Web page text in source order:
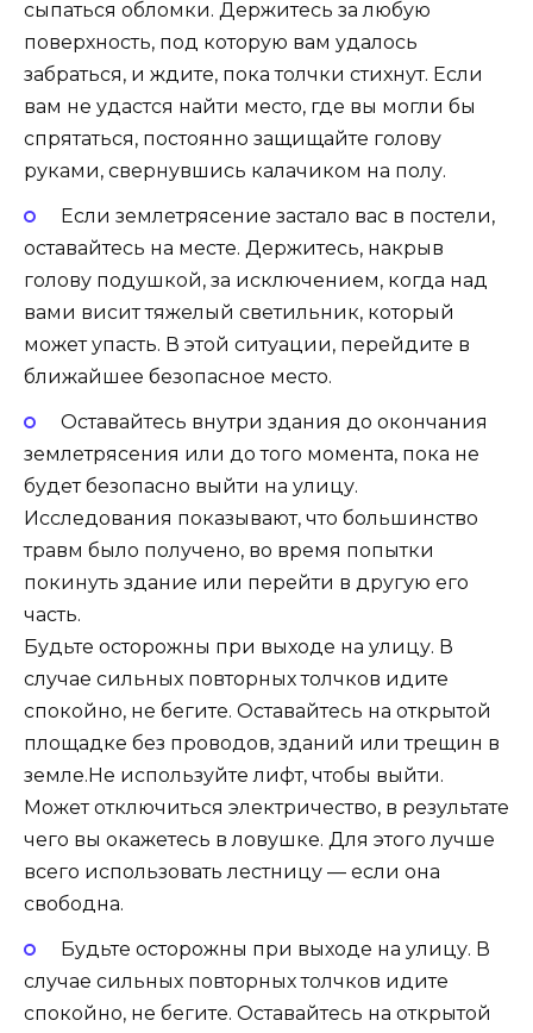
сыпаться обломки. Держитесь за любую
поверхность, под которую вам удалось
забраться, и ждите, пока толчки стихнут. Если
вам не удастся найти место, где вы могли бы
спрятаться, постоянно защищайте голову
руками, свернувшись калачиком на полу.
Если землетрясение застало вас в постели,
оставайтесь на месте. Держитесь, накрыв
голову подушкой, за исключением, когда над
вами висит тяжелый светильник, который
может упасть. В этой ситуации, перейдите в
ближайшее безопасное место.
Оставайтесь внутри здания до окончания
землетрясения или до того момента, пока не
будет безопасно выйти на улицу.
Исследования показывают, что большинство
травм было получено, во время попытки
покинуть здание или перейти в другую его
часть.
Будьте осторожны при выходе на улицу. В
случае сильных повторных толчков идите
спокойно, не бегите. Оставайтесь на открытой
площадке без проводов, зданий или трещин в
земле.Не используйте лифт, чтобы выйти.
Может отключиться электричество, в результате
чего вы окажетесь в ловушке. Для этого лучше
всего использовать лестницу — если она
свободна.
Будьте осторожны при выходе на улицу. В
случае сильных повторных толчков идите
спокойно, не бегите. Оставайтесь на открытой